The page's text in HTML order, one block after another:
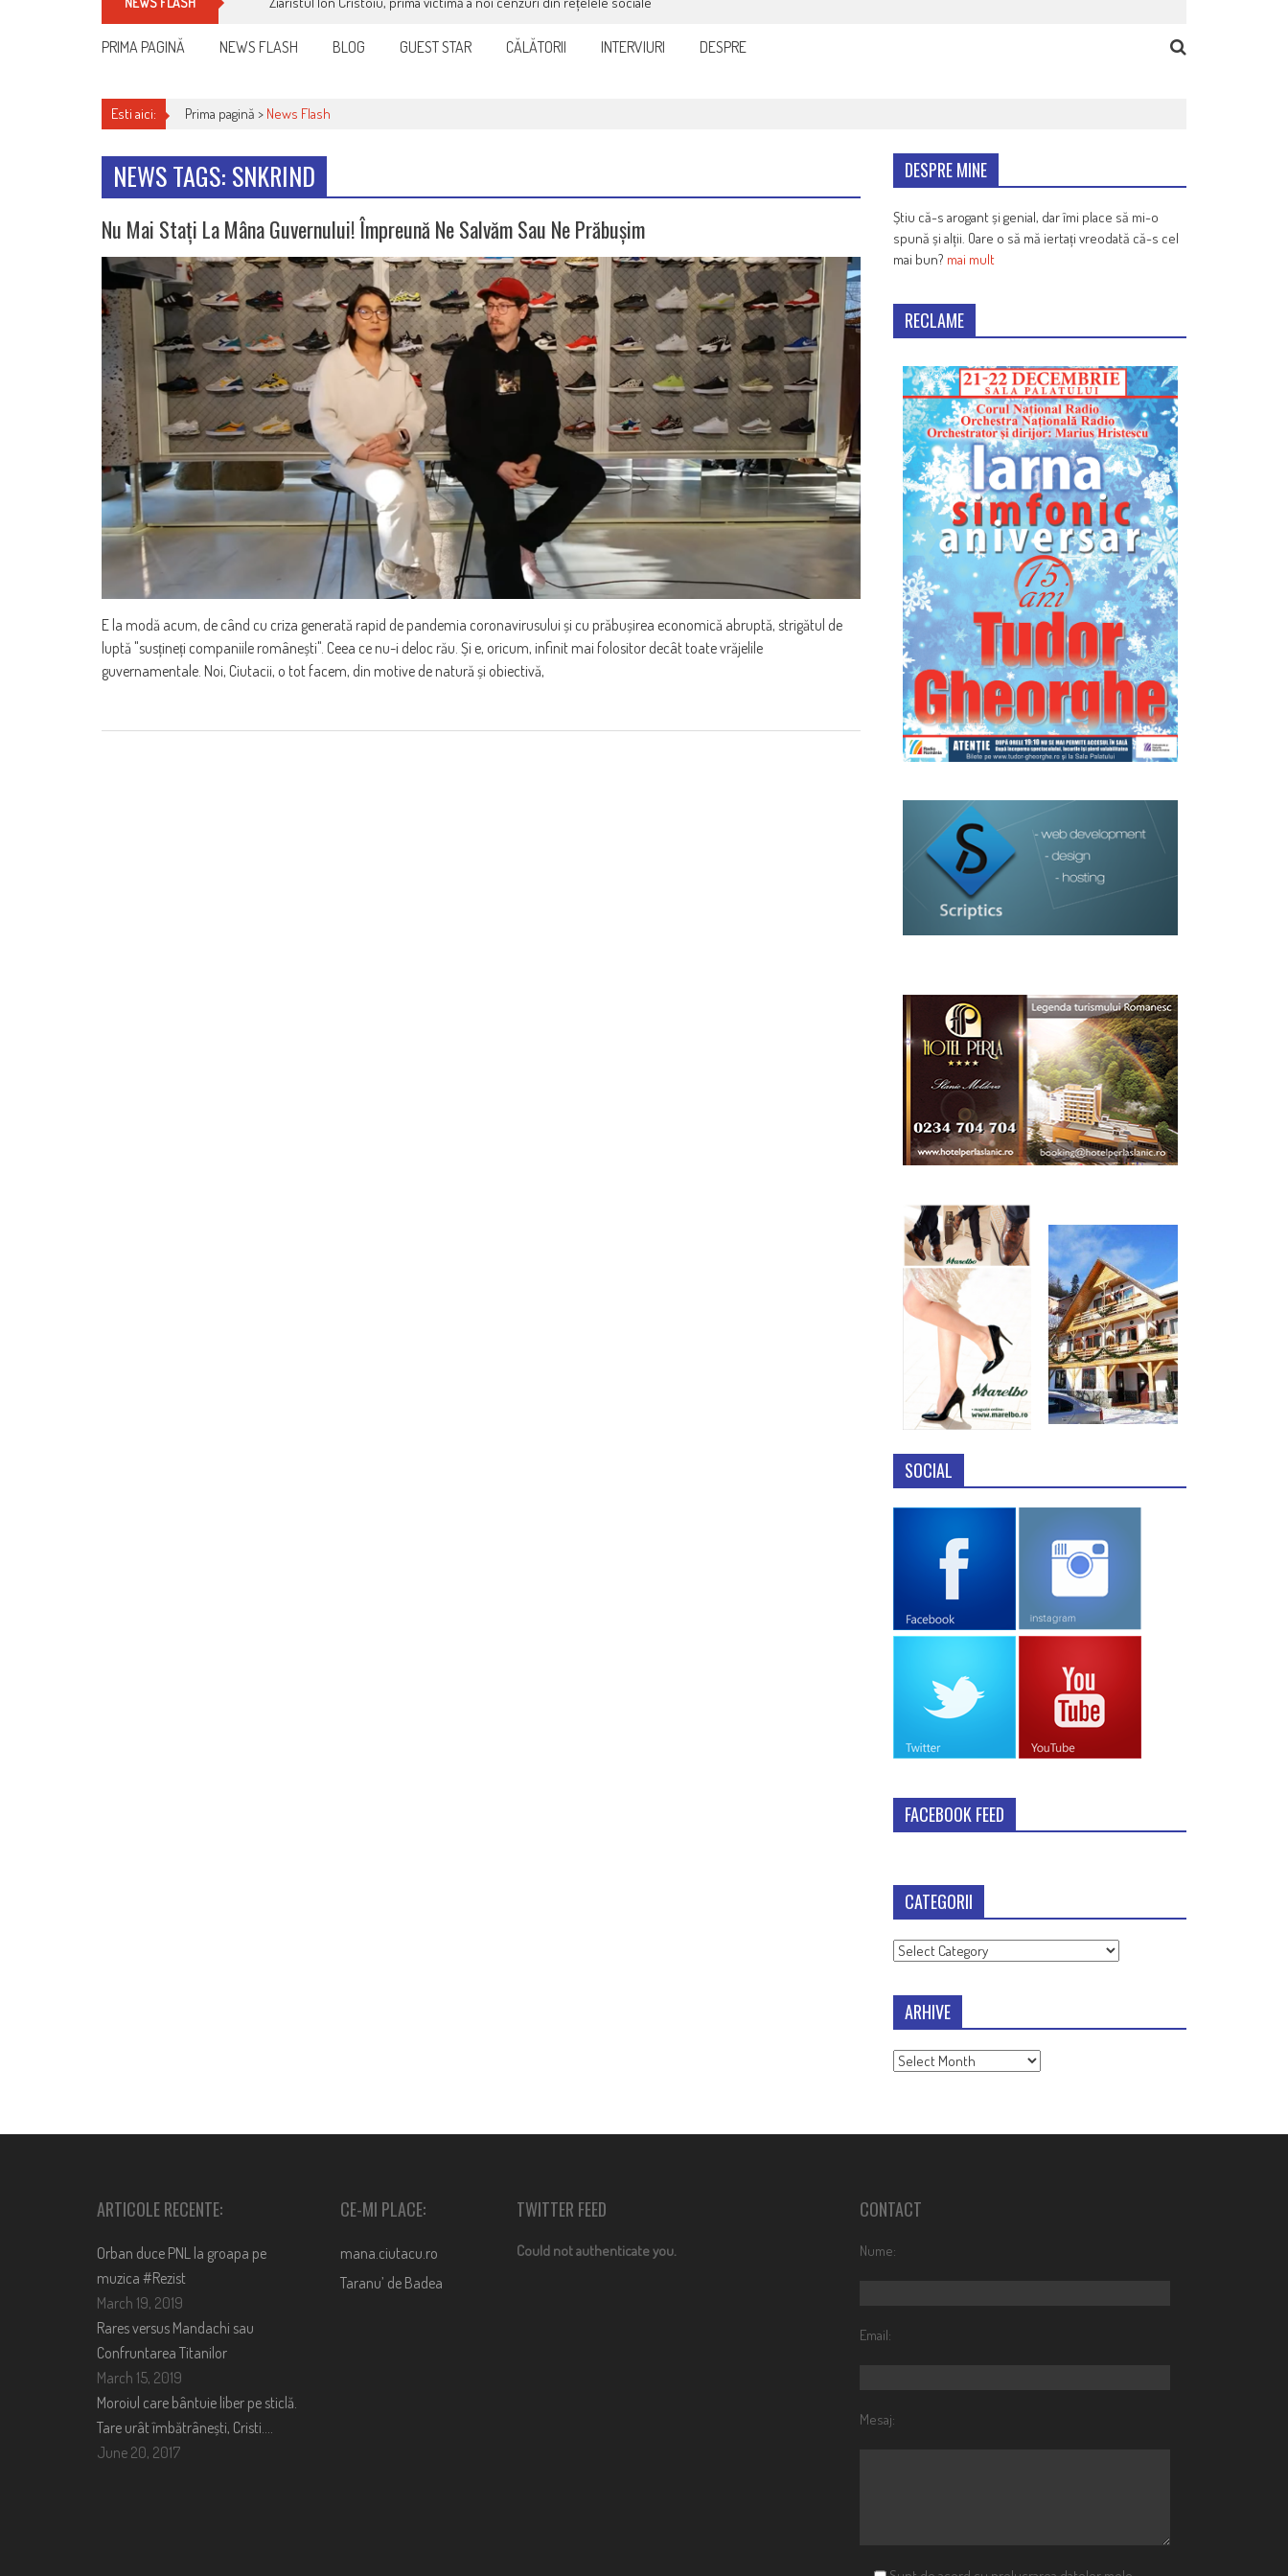
PRIMA PAGINĂ NEWS FLASH BLOG GUEST STAR CĂLĂTORII INTERVIURI DESPRE
Esti aici: Prima pagină > News Flash
NEWS TAGS: SNKRIND
Nu Mai Stați La Mâna Guvernului! Împreună Ne Salvăm Sau Ne Prăbușim
E la modă acum, de când cu criza generată rapid de pandemia coronavirusului și cu prăbușirea economică abruptă, strigătul de
luptă "susțineți companiile românești". Ceea ce nu-i deloc rău. Și e, oricum, infinit mai folositor decât toate vrăjelile
guvernamentale. Noi, Ciutacii, o tot facem, din motive de natură și obiectivă,
DESPRE MINE
Știu că-s arogant și genial, dar îmi place să mi-o
spună și alții. Oare o să mă iertați vreodată că-s cel
mai bun? mai mult
RECLAME
SOCIAL
FACEBOOK FEED
CATEGORII
Categorii
ARHIVE
Arhive
ARTICOLE RECENTE:
Orban duce PNL la groapa pe
muzica #Rezist
March 19, 2019
Rares versus Mandachi sau
Confruntarea Titanilor
March 15, 2019
Moroiul care bântuie liber pe sticlă.
Tare urât îmbătrânești, Cristi….
June 20, 2017
CE-MI PLACE:
mana.ciutacu.ro
Taranu’ de Badea
TWITTER FEED
Could not authenticate you.
CONTACT
Nume:
Email:
Mesaj: